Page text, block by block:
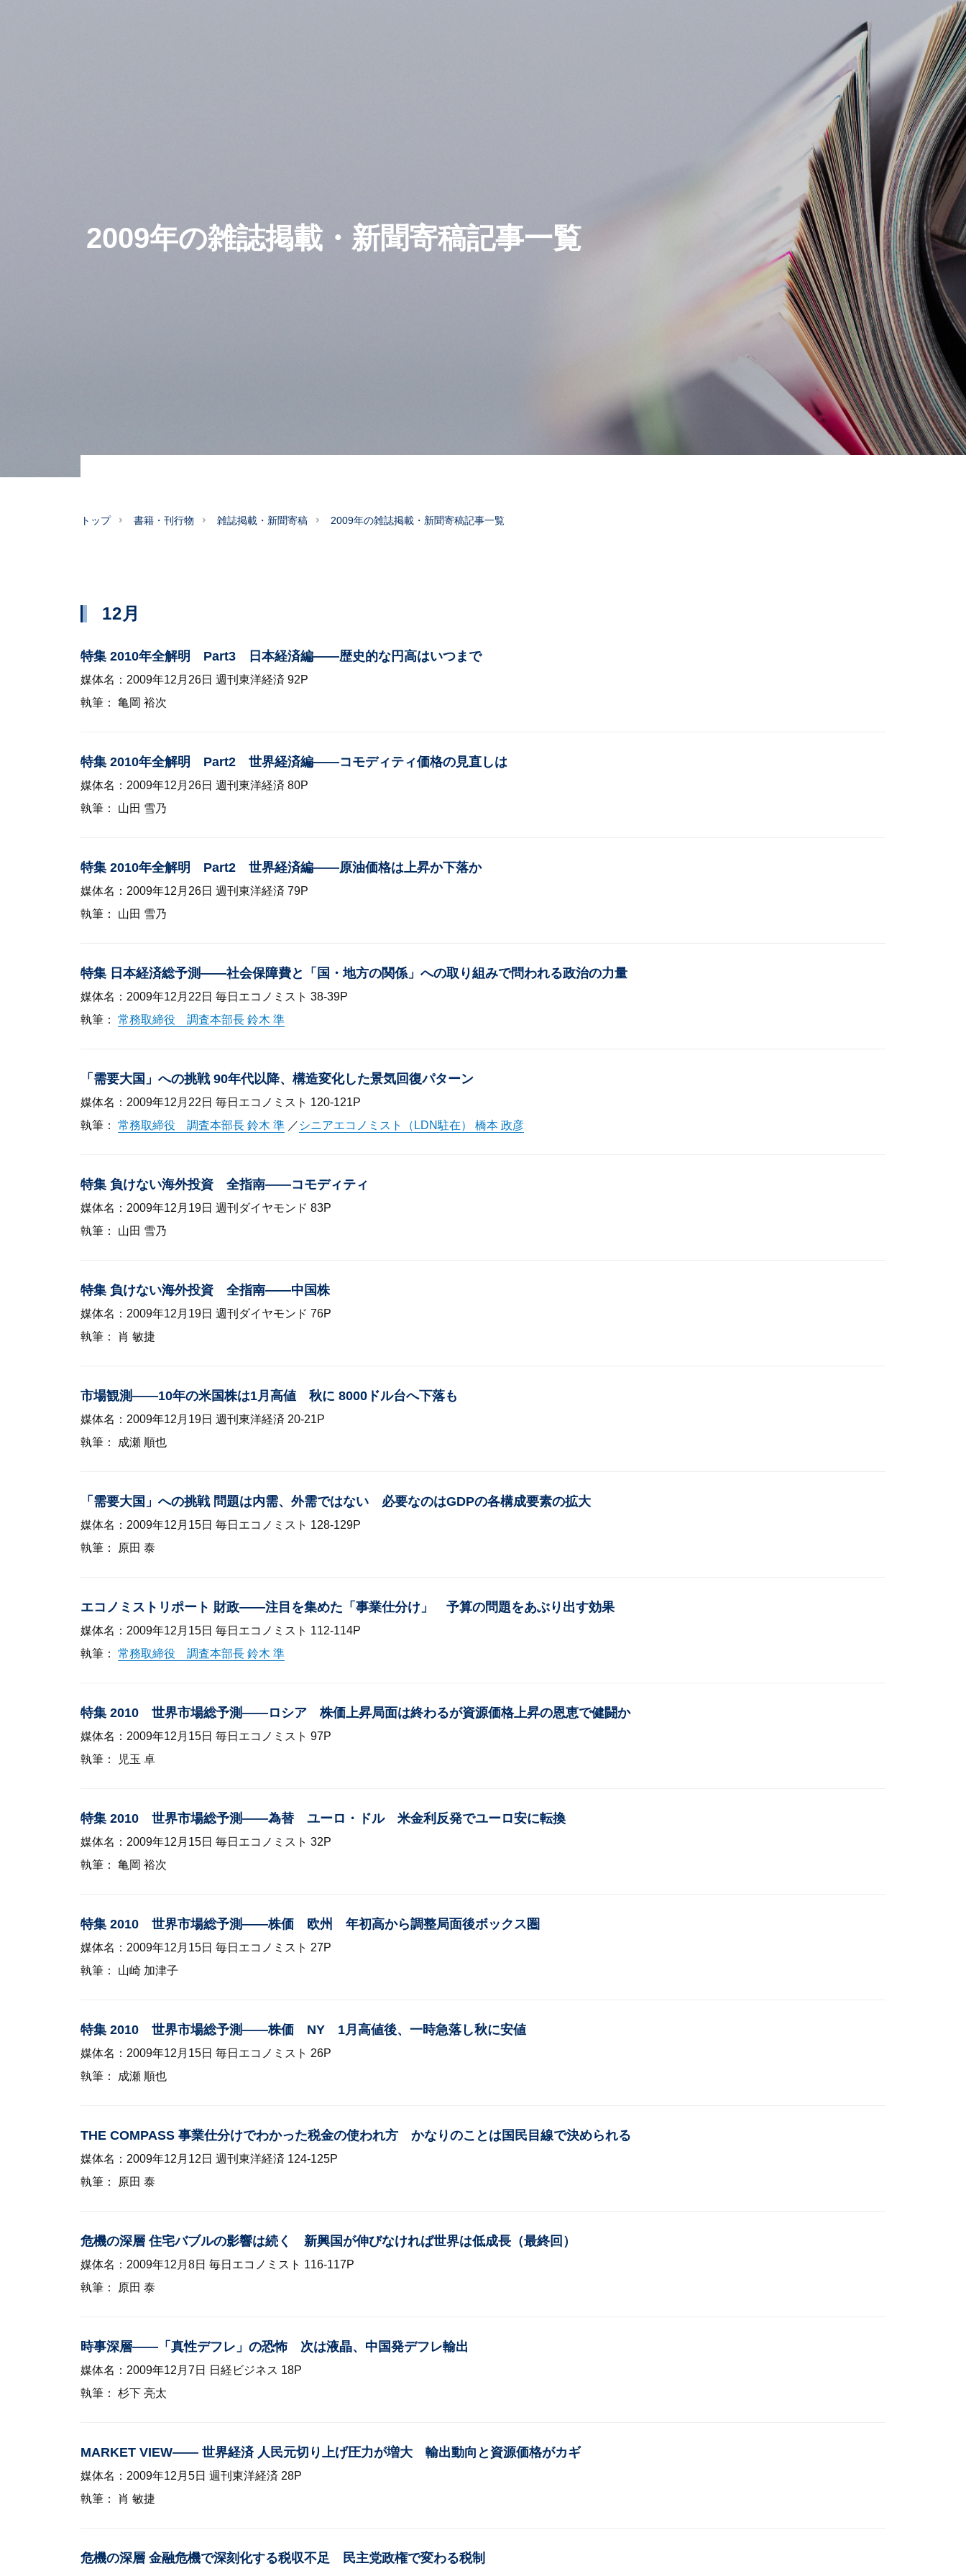
2009年の雑誌掲載・新聞寄稿記事一覧
トップ 書籍・刊行物 雑誌掲載・新聞寄稿 2009年の雑誌掲載・新聞寄稿記事一覧
12月
特集 2010年全解明 Part3 日本経済編——歴史的な円高はいつまで
媒体名：2009年12月26日 週刊東洋経済 92P
執筆： 亀岡 裕次
特集 2010年全解明 Part2 世界経済編——コモディティ価格の見直しは
媒体名：2009年12月26日 週刊東洋経済 80P
執筆： 山田 雪乃
特集 2010年全解明 Part2 世界経済編——原油価格は上昇か下落か
媒体名：2009年12月26日 週刊東洋経済 79P
執筆： 山田 雪乃
特集 日本経済総予測——社会保障費と「国・地方の関係」への取り組みで問われる政治の力量
媒体名：2009年12月22日 毎日エコノミスト 38-39P
執筆： 常務取締役 調査本部長 鈴木 準
「需要大国」への挑戦 90年代以降、構造変化した景気回復パターン
媒体名：2009年12月22日 毎日エコノミスト 120-121P
執筆： 常務取締役 調査本部長 鈴木 準 ／ シニアエコノミスト（LDN駐在） 橋本 政彦
特集 負けない海外投資 全指南——コモディティ
媒体名：2009年12月19日 週刊ダイヤモンド 83P
執筆： 山田 雪乃
特集 負けない海外投資 全指南——中国株
媒体名：2009年12月19日 週刊ダイヤモンド 76P
執筆： 肖 敏捷
市場観測——10年の米国株は1月高値 秋に 8000ドル台へ下落も
媒体名：2009年12月19日 週刊東洋経済 20-21P
執筆： 成瀬 順也
「需要大国」への挑戦 問題は内需、外需ではない 必要なのはGDPの各構成要素の拡大
媒体名：2009年12月15日 毎日エコノミスト 128-129P
執筆： 原田 泰
エコノミストリポート 財政——注目を集めた「事業仕分け」 予算の問題をあぶり出す効果
媒体名：2009年12月15日 毎日エコノミスト 112-114P
執筆： 常務取締役 調査本部長 鈴木 準
特集 2010 世界市場総予測——ロシア 株価上昇局面は終わるが資源価格上昇の恩恵で健闘か
媒体名：2009年12月15日 毎日エコノミスト 97P
執筆： 児玉 卓
特集 2010 世界市場総予測——為替 ユーロ・ドル 米金利反発でユーロ安に転換
媒体名：2009年12月15日 毎日エコノミスト 32P
執筆： 亀岡 裕次
特集 2010 世界市場総予測——株価 欧州 年初高から調整局面後ボックス圏
媒体名：2009年12月15日 毎日エコノミスト 27P
執筆： 山崎 加津子
特集 2010 世界市場総予測——株価 NY 1月高値後、一時急落し秋に安値
媒体名：2009年12月15日 毎日エコノミスト 26P
執筆： 成瀬 順也
THE COMPASS 事業仕分けでわかった税金の使われ方 かなりのことは国民目線で決められる
媒体名：2009年12月12日 週刊東洋経済 124-125P
執筆： 原田 泰
危機の深層 住宅バブルの影響は続く 新興国が伸びなければ世界は低成長（最終回）
媒体名：2009年12月8日 毎日エコノミスト 116-117P
執筆： 原田 泰
時事深層——「真性デフレ」の恐怖 次は液晶、中国発デフレ輸出
媒体名：2009年12月7日 日経ビジネス 18P
執筆： 杉下 亮太
MARKET VIEW—— 世界経済 人民元切り上げ圧力が増大 輸出動向と資源価格がカギ
媒体名：2009年12月5日 週刊東洋経済 28P
執筆： 肖 敏捷
危機の深層 金融危機で深刻化する税収不足 民主党政権で変わる税制